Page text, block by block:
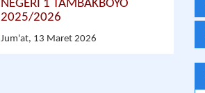
NEGERI 1 TAMBAKBOYO
2025/2026
Jum'at, 13 Maret 2026